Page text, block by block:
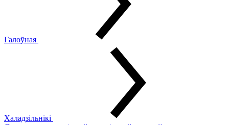
Галоўная
Халадзільнікі